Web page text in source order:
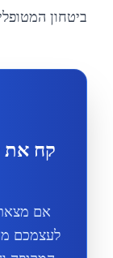
ביטחון
קח את
אם
לעצמכם